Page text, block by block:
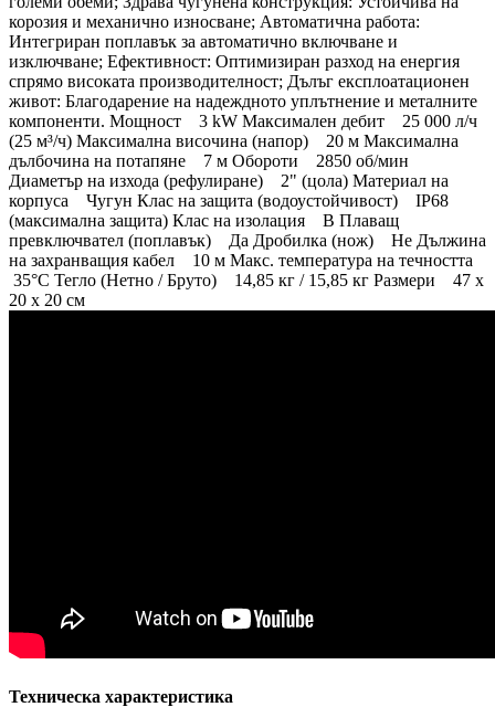
корозия и механично износване; Автоматична работа:
Интегриран поплавък за автоматично включване и
изключване; Ефективност: Оптимизиран разход на енергия
спрямо високата производителност; Дълъг експлоатационен
живот: Благодарение на надеждното уплътнение и металните
компоненти. Мощност 3 kW Максимален дебит 25 000 л/ч
(25 м³/ч) Максимална височина (напор) 20 м Максимална
дълбочина на потапяне 7 м Обороти 2850 об/мин
Диаметър на изхода (рефулиране) 2" (цола) Материал на
корпуса Чугун Клас на защита (водоустойчивост) IP68
(максимална защита) Клас на изолация B Плаващ
превключвател (поплавък) Да Дробилка (нож) Не Дължина
на захранващия кабел 10 м Макс. температура на течността
35°C Тегло (Нетно / Бруто) 14,85 кг / 15,85 кг Размери 47 x
20 x 20 см
Техническа характеристика